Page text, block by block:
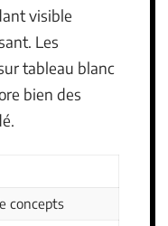
visible
Les
tableau blanc
bien des
concepts